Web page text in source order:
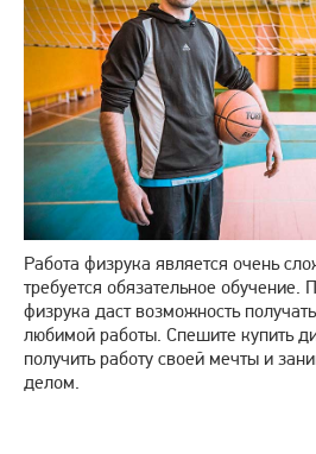
Работа физрука является очень
требуется обязательное обучение.
физрука даст возможность
любимой работы. Спешите купить
получить работу своей мечты и
делом.